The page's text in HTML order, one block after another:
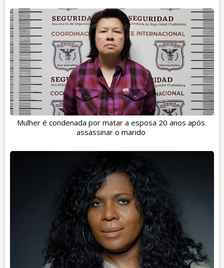
Mulher é condenada por matar a esposa 20 anos após
assassinar o marido